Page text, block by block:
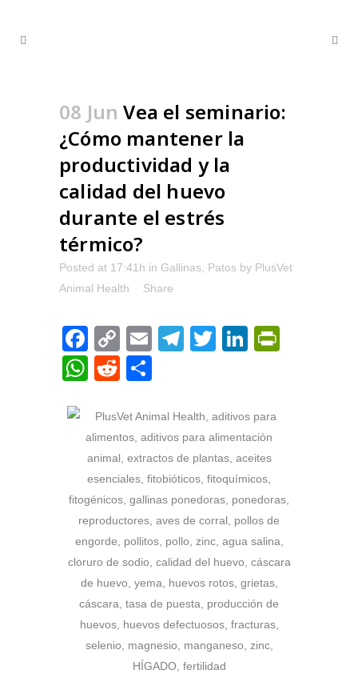
08 Jun Vea el seminario:
¿Cómo mantener la
productividad y la
calidad del huevo
durante el estrés
térmico?
Posted at 17:41h in Gallinas Patos by PlusVet
Animal Health
Share
Facebook
Copy
Link
EmailTelegram
TwitterLinkedIn
WhatsApp
Reddit